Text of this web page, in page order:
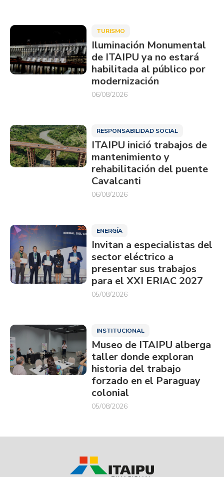
TURISMO
Iluminación Monumental
de ITAIPU ya no estará
habilitada al público por
modernización
06/08/2026
RESPONSABILIDAD SOCIAL
ITAIPU inició trabajos de
mantenimiento y
rehabilitación del puente
Cavalcanti
06/08/2026
ENERGÍA
Invitan a especialistas del
sector eléctrico a
presentar sus trabajos
para el XXI ERIAC 2027
05/08/2026
INSTITUCIONAL
Museo de ITAIPU alberga
taller donde exploran
historia del trabajo
forzado en el Paraguay
colonial
05/08/2026